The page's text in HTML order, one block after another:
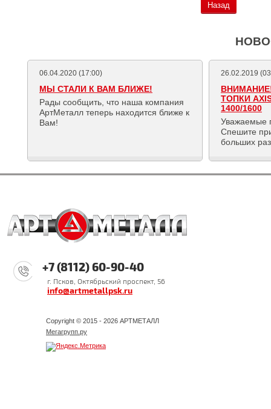
Назад
06.04.2020 (17:00)
МЫ СТАЛИ К ВАМ БЛИЖЕ!
Рады сообщить, что наша компания
АртМеталл теперь находится ближе к
Вам!
26.02.2019
ТОПКИ
1400/1600
Уважаемые
Спешите
больших
+7 (8112) 60-90-40
г. Псков, Октябрьский проспект, 56
info@artmetallpsk.ru
Copyright © 2015 - 2026 АРТМЕТАЛЛ
Мегагрупп.ру